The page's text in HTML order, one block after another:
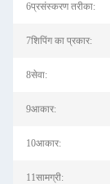
6प्रसंस्करण तरीका:
7शिपिंग का प्रकार:
8सेवा:
9आकार:
10आकार:
11सामग्री: